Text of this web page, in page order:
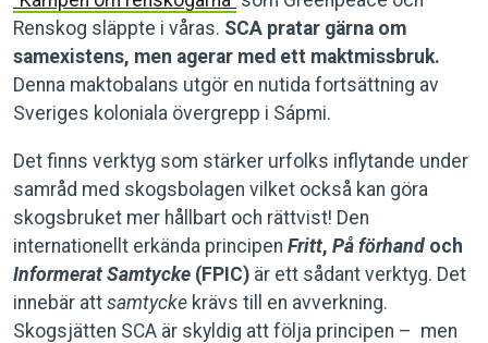
Renskog släppte i våras. SCA pratar gärna om
samexistens, men agerar med ett maktmissbruk.
Denna maktobalans utgör en nutida fortsättning av
Sveriges koloniala övergrepp i Sápmi.
Det finns verktyg som stärker urfolks inflytande under
samråd med skogsbolagen vilket också kan göra
skogsbruket mer hållbart och rättvist! Den
internationellt erkända principen Fritt, På förhand och
Informerat Samtycke (FPIC) är ett sådant verktyg. Det
innebär att samtycke krävs till en avverkning.
Skogsjätten SCA är skyldig att följa principen – men